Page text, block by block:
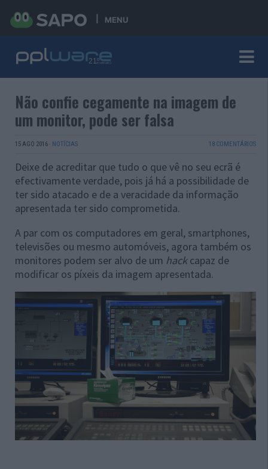
MENU
Não confie cegamente na imagem de
um monitor, pode ser falsa
15 AGO 2016 · NOTÍCIAS 18 COMENTÁRIOS
Deixe de acreditar que tudo o que vê no seu ecrã é
efectivamente verdade, pois já há a possibilidade de
ter sido atacado e de a veracidade da informação
apresentada ter sido comprometida.
A par com os computadores em geral, smartphones,
televisões ou mesmo automóveis, agora também os
monitores podem ser alvo de um hackcapaz de
modificar os píxeis da imagem apresentada.